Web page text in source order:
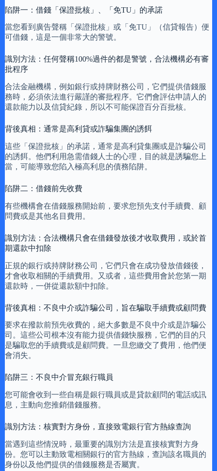
陷阱一：借錢「保證批核」、「免TU」的承諾
當您看到廣告聲稱「保證批核」或「免TU」（信貸報告）便
可借錢，這是一個非常大的警號。
識別方法：任何聲稱100%過件的都是警號，合法機構必有審
批程序
合法金融機構，例如銀行或持牌財務公司，它們提供借錢服
務時，必須依法進行嚴謹的審批程序。它們會評估申請人的
還款能力以及信貸紀錄，所以不可能保證百分百批核。
背後真相：通常是高利貸或詐騙集團的誘餌
這些「保證批核」的承諾，通常是高利貸集團或是詐騙公司
的誘餌。他們利用急需借錢人士的心理，目的就是誘騙您上
當，可能導致您陷入極高利息的債務陷阱。
陷阱二：借錢前先收費
有些機構會在借錢服務開始前，要求您預先支付手續費、顧
問費或是其他名目費用。
識別方法：合法機構只會在借錢發放後才收取費用，或於首
期還款中扣除
正規的銀行或持牌財務公司，它們只會在成功發放借錢後，
才會收取相關的手續費用。又或者，這些費用會於您第一期
還款時，一併從還款額中扣除。
背後真相：不良中介或詐騙公司，旨在騙取手續費或顧問費
要求在撥款前預先收費的，絕大多數是不良中介或是詐騙公
司。這些公司根本沒有能力提供借錢快服務，它們的目的只
是騙取您的手續費或是顧問費。一旦您繳交了費用，他們便
會消失。
陷阱三：不良中介冒充銀行職員
您可能會收到一些自稱是銀行職員或是貸款顧問的電話或訊
息，主動向您推銷借錢服務。
識別方法：核實對方身份，直接致電銀行官方熱線查詢
當遇到這些情況時，最重要的識別方法是直接核實對方身
份。您可以主動致電相關銀行的官方熱線，查詢該名職員的
身份以及他們提供的借錢服務是否屬實。